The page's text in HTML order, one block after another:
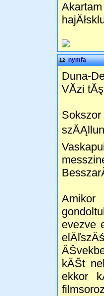
12 nymfa
Duna-
VĂ­zi
Amikor
evezve
kĂŠt
ekkor